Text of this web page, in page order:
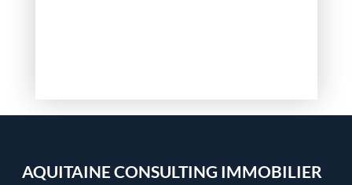
AQUITAINE CONSULTING IMMOBILIER